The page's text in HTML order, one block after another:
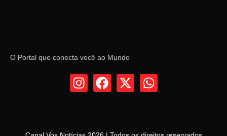
O Portal que conecta você ao Mundo